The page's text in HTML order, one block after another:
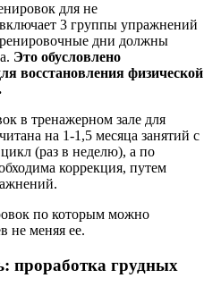
для не
3 группы упражнений
дни должны
Это обусловлено
восстановления физической
в тренажерном зале для
на 1-1,5 месяца занятий с
(раз в неделю), а по
коррекция, путем
по которым можно
не меняя ее.
проработка грудных